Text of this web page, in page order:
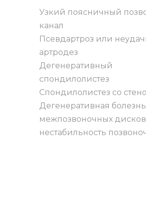
Узкий поясничный
канал
Псевдартроз или
артродез
Дегенеративный
спондилолистез
Спондилолистез со
Дегенеративная болезнь
межпозвоночных
нестабильность